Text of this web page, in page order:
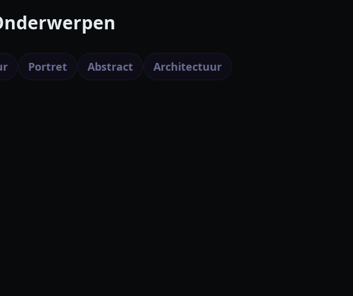
Portret Abstract Architectuur